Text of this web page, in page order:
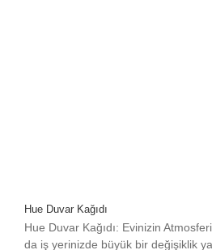
Hue Duvar Kağıdı
Hue Duvar Kağıdı: Evinizin
da iş yerinizde büyük bir değişiklik